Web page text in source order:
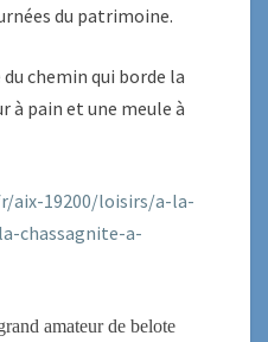
du patrimoine.
du chemin qui borde la
à pain et une meule à
aix-19200/loisirs/a-la-
chassagnite-a-
amateur de belote